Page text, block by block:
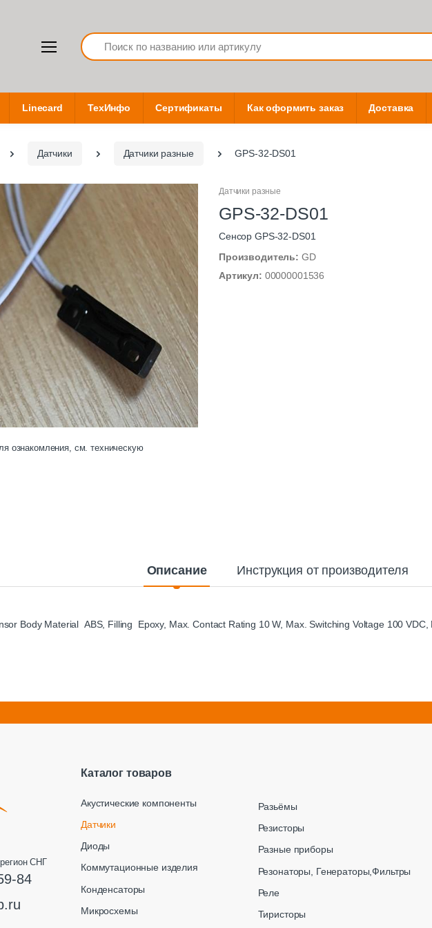
Search
Linecard ТехИнфо Сертификаты Как оформить заказ Доставка
Датчики Датчики разные GPS-32-DS01
ознакомления, см. техническую
Датчики разные
GPS-32-DS01
Сенсор GPS-32-DS01
Производитель: GD
Артикул: 00000001536
Описание Инструкция от производителя
Body Material ABS, Filling Epoxy, Max. Contact Rating 10 W, Max. Switching Voltage 100 VDC,
СНГ
84
Каталог товаров
Акустические компоненты
Датчики
Диоды
Коммутационные изделия
Конденсаторы
Микросхемы
Разьёмы
Резисторы
Разные приборы
Резонаторы, Генераторы,Фильтры
Реле
Тиристоры